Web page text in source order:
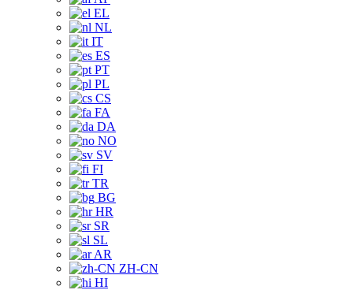
EL
NL
IT
ES
PT
PL
CS
FA
DA
NO
SV
FI
TR
BG
HR
SR
SL
AR
ZH-CN
HI